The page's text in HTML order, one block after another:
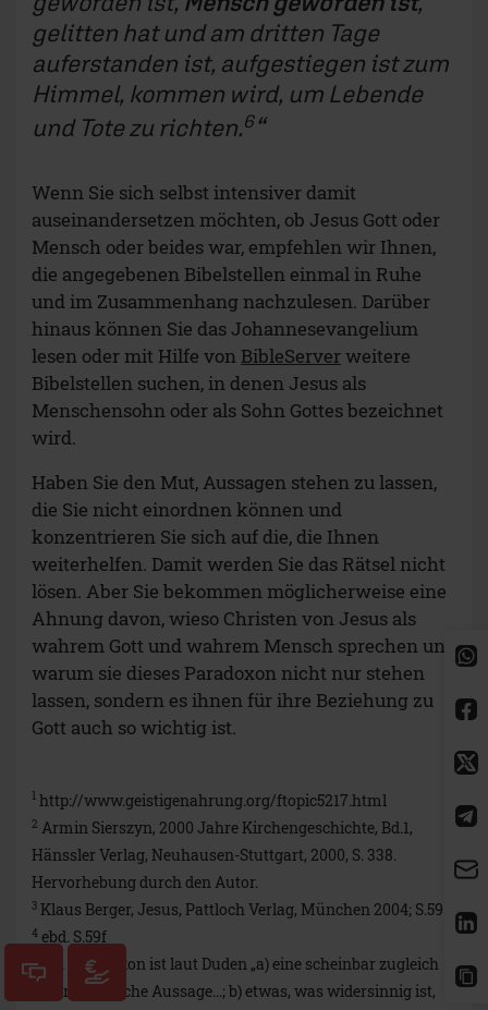
gelitten hat und am dritten Tage
auferstanden ist, aufgestiegen ist zum
Himmel, kommen wird, um Lebende
und Tote zu richten.6
Wenn Sie sich selbst intensiver damit
auseinandersetzen möchten, ob Jesus Gott oder
Mensch oder beides war, empfehlen wir Ihnen,
die angegebenen Bibelstellen einmal in Ruhe
und im Zusammenhang nachzulesen. Darüber
hinaus können Sie das Johannesevangelium
lesen oder mit Hilfe von BibleServerweitere
Bibelstellen suchen, in denen Jesus als
Menschensohn oder als Sohn Gottes bezeichnet
wird.
Haben Sie den Mut, Aussagen stehen zu lassen,
die Sie nicht einordnen können und
konzentrieren Sie sich auf die, die Ihnen
weiterhelfen. Damit werden Sie das Rätsel nicht
lösen. Aber Sie bekommen möglicherweise eine
Ahnung davon, wieso Christen von Jesus als
wahrem Gott und wahrem Mensch sprechen und
warum sie dieses Paradoxon nicht nur stehen
lassen, sondern es ihnen für ihre Beziehung zu
Gott auch so wichtig ist.
1 http://www.geistigenahrung.org/ftopic5217.html
2 Armin Sierszyn, 2000 Jahre Kirchengeschichte, Bd.1,
Hänssler Verlag, Neuhausen-Stuttgart, 2000, S. 338.
Hervorhebung durch den Autor.
3 Klaus Berger, Jesus, Pattloch Verlag, München 2004; S.59
4 ebd. S.59f
5Ein Paradoxon ist laut Duden „a) eine scheinbar zugleich
wahre u. falsche Aussage…; b) etwas, was widersinnig ist,